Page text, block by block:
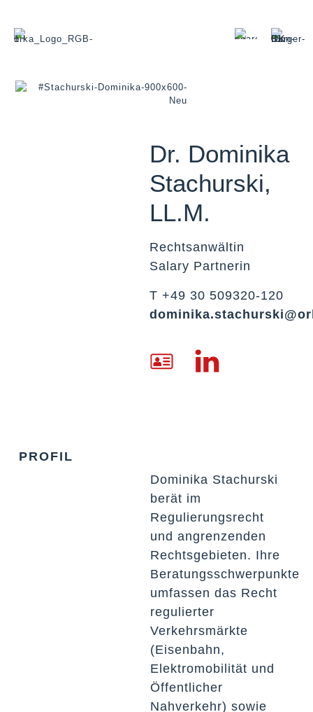
Dr. Dominika
Stachurski,
LL.M.
Rechtsanwältin
Salary Partnerin
T +49 30 509320-120
PROFIL
Dominika Stachurski
berät im
Regulierungsrecht
und angrenzenden
Rechtsgebieten. Ihre
Beratungsschwerpunkte
umfassen das Recht
regulierter
Verkehrsmärkte
(Eisenbahn,
Elektromobilität und
Öffentlicher
Nahverkehr) sowie